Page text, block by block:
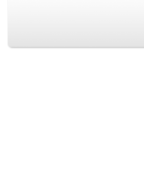
Шляпные коробочки